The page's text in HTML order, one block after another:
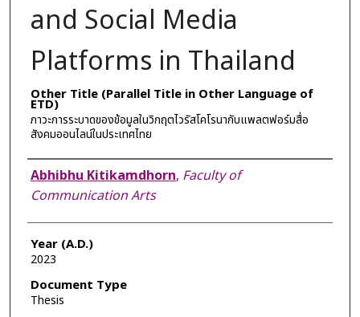
and Social Media
Platforms in Thailand
Other Title (Parallel Title in Other Language of
ETD)
ภาวะการระบาดของข้อมูลในวิกฤตไวรัสโคโรนากับแพลตฟอร์มสื่อ
สังคมออนไลน์ในประเทศไทย
Author
Abhibhu Kitikamdhorn, Faculty of
Communication Arts
Year (A.D.)
2023
Document Type
Thesis